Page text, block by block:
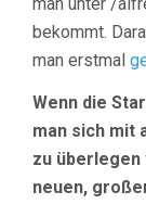
bekommt.
man erstmal
Wenn die
man sich mit
zu überlegen
neuen,